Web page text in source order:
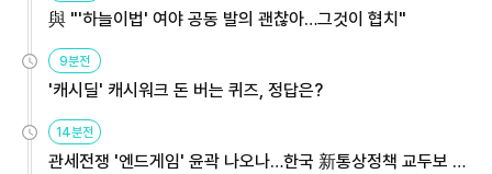
與 "'하늘이법' 여야 공동 발의 괜찮아…그것이 협치"
9분전
'캐시딜' 캐시워크 돈 버는 퀴즈, 정답은?
14분전
관세전쟁 '엔드게임' 윤곽 나오나…한국 新통상정책 교두보 활